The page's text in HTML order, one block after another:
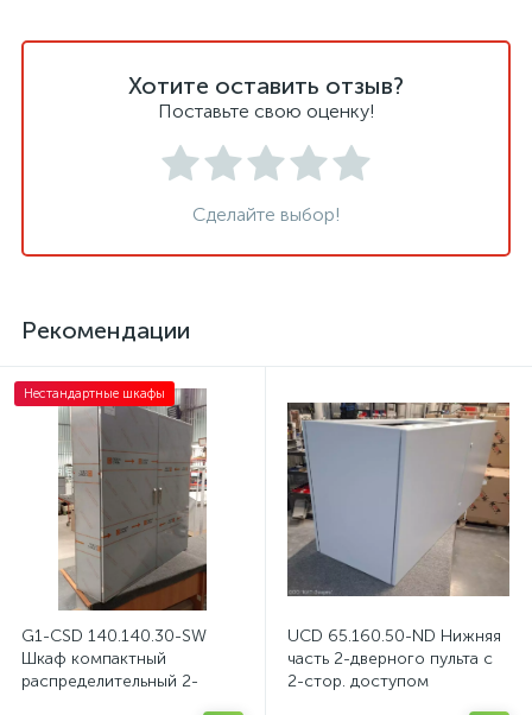
Хотите оставить отзыв?
Поставьте свою оценку!
Сделайте выбор!
Рекомендации
Нестандартные шкафы
G1-CSD 140.140.30-SW
Шкаф компактный
распределительный 2-
UCD 65.160.50-ND Нижняя
часть 2-дверного пульта с
2-стор. доступом